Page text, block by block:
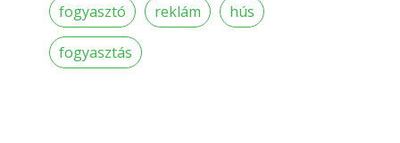
fogyasztó reklám hús
fogyasztás